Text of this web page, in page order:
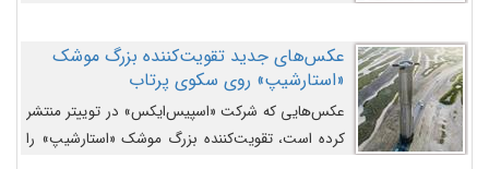
روزافزون کارآفرینی در حوزه فضایی و مزایای جدیدی که
کارآفرینان این حوزه ایجاد می‌کنند، می‌پردازد.
عکس‌های جدید تقویت‌کننده بزرگ موشک
«استارشیپ» روی سکوی پرتاب
عکس‌هایی که شرکت «اسپیس‌ایکس» در توییتر منتشر
کرده است، تقویت‌کننده بزرگ موشک «استارشیپ» را